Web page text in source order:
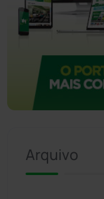
Arquivo